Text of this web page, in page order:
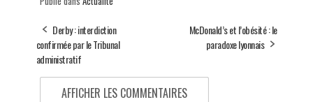
Derby : interdiction
confirmée par le Tribunal
administratif
McDonald’s et l’obésité : le
paradoxe lyonnais
AFFICHER LES COMMENTAIRES